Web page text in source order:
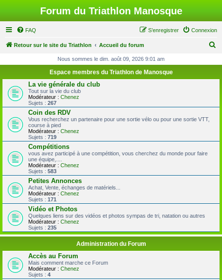
Forum du Triathlon Manosque
FAQ Connexion
S’enregistrer
Retour sur le site du Triathlon Accueil du forum
h
Nous sommes le dim. août 09, 2026 9:01 am
Espace membres du Triathlon de Manosque
La vie générale du club
Tout sur la vie du club
Modérateur : Chenez
Sujets : 267
Coin des RDV
Vous recherchez un partenaire pour une sortie vélo ou pour une sortie VTT,
course à pied
Modérateur : Chenez
Sujets : 719
Compétitions
vous avez participé à une compétition, vous cherchez du monde pour faire
une équipe,....
Modérateur : Chenez
Sujets : 583
Petites Annonces
Achat, Vente, échanges de matériels...
Modérateur : Chenez
Sujets : 171
Vidéo et Photos
Quelques liens sur des vidéos et photos sympas de tri, natation ou autres
Modérateur : Chenez
Sujets : 235
Administration du Forum
Accès au Forum
Mais comment marche ce Forum
Modérateur : Chenez
Sujets : 4